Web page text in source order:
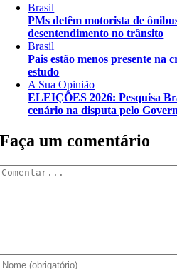
Brasil
PMs detêm motorista de
desentendimento no trânsito
Brasil
Pais estão menos presente na
estudo
A Sua Opinião
ELEIÇÕES 2026: Pesquisa
cenário na disputa pelo
Faça um comentário